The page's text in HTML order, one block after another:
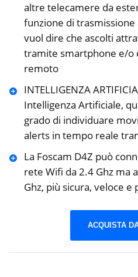
altre telecamere da
funzione di
vuol dire che ascolti
tramite smartphone e/o
remoto
INTELLIGENZA
Intelligenza Artificiale,
grado di individuare
alerts in tempo reale
La Foscam D4Z può
rete Wifi da 2.4 Ghz ma
Ghz, più sicura, veloce
ACQUISTA